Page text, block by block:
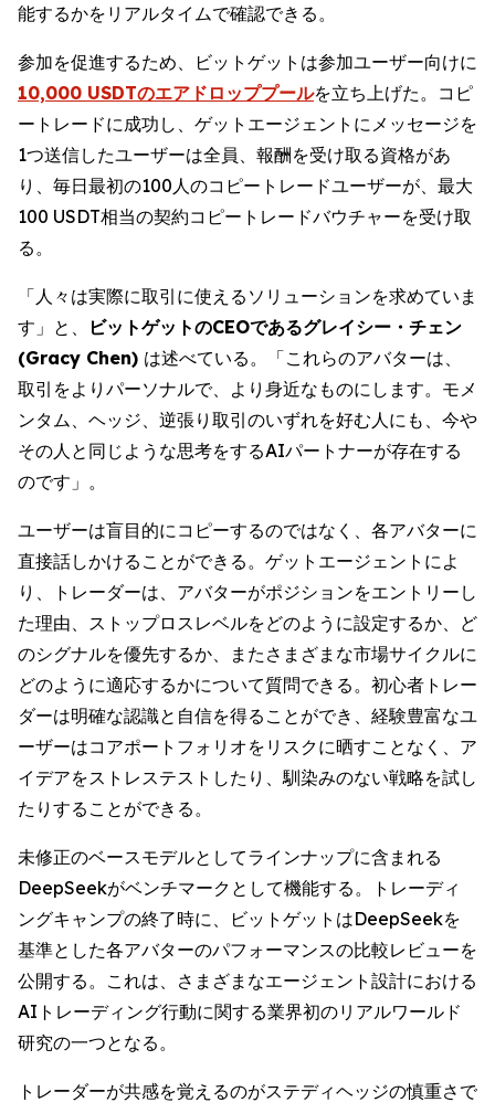
能するかをリアルタイムで確認できる。
参加を促進するため、ビットゲットは参加ユーザー向けに
10,000 USDTのエアドロッププールを立ち上げた。コピ
ートレードに成功し、ゲットエージェントにメッセージを
1つ送信したユーザーは全員、報酬を受け取る資格があ
り、毎日最初の100人のコピートレードユーザーが、最大
100 USDT相当の契約コピートレードバウチャーを受け取
る。
「人々は実際に取引に使えるソリューションを求めていま
す」と、
ビットゲットのCEOであるグレイシー・チェン
(Gracy Chen) は述べている。「これらのアバターは、
取引をよりパーソナルで、より身近なものにします。モメ
ンタム、ヘッジ、逆張り取引のいずれを好む人にも、今や
その人と同じような思考をするAIパートナーが存在する
のです」。
ユーザーは盲目的にコピーするのではなく、各アバターに
直接話しかけることができる。ゲットエージェントによ
り、トレーダーは、アバターがポジションをエントリーし
た理由、ストップロスレベルをどのように設定するか、ど
のシグナルを優先するか、またさまざまな市場サイクルに
どのように適応するかについて質問できる。初心者トレー
ダーは明確な認識と自信を得ることができ、経験豊富なユ
ーザーはコアポートフォリオをリスクに晒すことなく、ア
イデアをストレステストしたり、馴染みのない戦略を試し
たりすることができる。
未修正のベースモデルとしてラインナップに含まれる
DeepSeekがベンチマークとして機能する。トレーディ
ングキャンプの終了時に、ビットゲットはDeepSeekを
基準とした各アバターのパフォーマンスの比較レビューを
公開する。これは、さまざまなエージェント設計における
AIトレーディング行動に関する業界初のリアルワールド
研究の一つとなる。
トレーダーが共感を覚えるのがステディヘッジの慎重さで